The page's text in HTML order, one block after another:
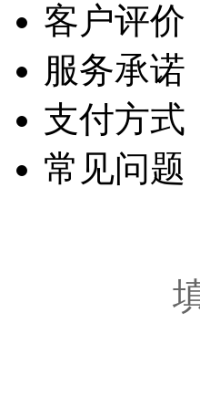
客户评价
服务承诺
支付方式
常见问题